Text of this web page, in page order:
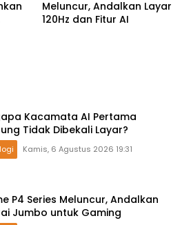
Meluncur, Andalkan Layar
120Hz dan Fitur AI
Kacamata AI Pertama
Tidak Dibekali Layar?
Kamis, 6 Agustus 2026 19:31
P4 Series Meluncur, Andalkan
Jumbo untuk Gaming